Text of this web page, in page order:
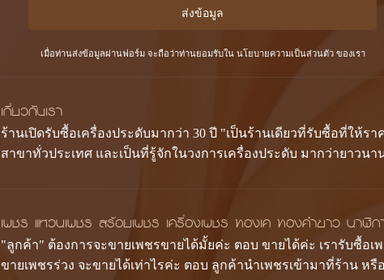
เมื่อท่านส่งข้อมูลผ่านฟอร์ม จะถือว่าท่านยอมรับในนโยบายความเป็นส่วนตัว ของเรา
เกี่ยวกับเรา
ร้านเปิดรับซื้อเครื่องประดับมากว่า 30 ปี "เป็นร้านเดียวที่รับซื้อที่ให้ร
สาขาทั่วประเทศ และเป็นที่รู้จักในวงการเครื่องประดับ มากว่ายาวน
เพชร แหวนเพชร สร้อยเพชร เครื่องเพชร ทองเค ทองคำขาว นาฬิ
"ลูกค้า" ต้องการจะขายเพชรขายได้มั้ยค่ะ ตอบ ขายได้ค่ะ เรารับซื้อ
ขายเพชรร่วง จะขายได้เท่าไรค่ะ ตอบ ลูกค้านำเพชรเข้ามาที่ร้าน หรื